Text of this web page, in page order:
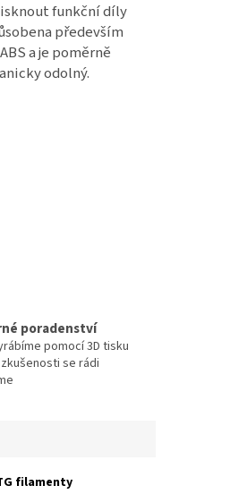
funkční díly
především
a je poměrně
odolný.
poradenství
pomocí 3D tisku
se rádi
filamenty